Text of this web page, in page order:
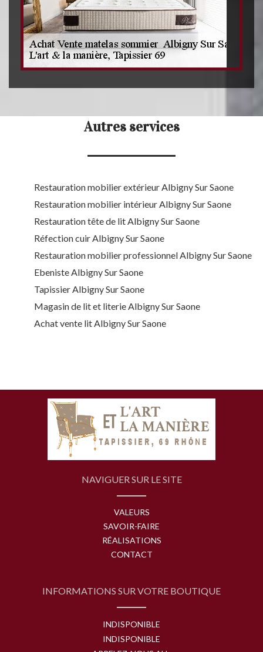
Autres services
Restauration mobilier extérieur Albigny Sur Saone
Restauration mobilier intérieur Albigny Sur Saone
Restauration tête de lit Albigny Sur Saone
Réfection cuir Albigny Sur Saone
Restauration mobilier professionnel Albigny Sur Saone
Ebeniste Albigny Sur Saone
Tapissier Albigny Sur Saone
Magasin de lit et literie Albigny Sur Saone
Achat vente lit Albigny Sur Saone
NAVIGUER SUR LE SITE
VALEURS
SAVOIR-FAIRE
RÉALISATIONS
CONTACT
INFORMATIONS SUR VOTRE BOUTIQUE
INDISPONIBLE
INDISPONIBLE